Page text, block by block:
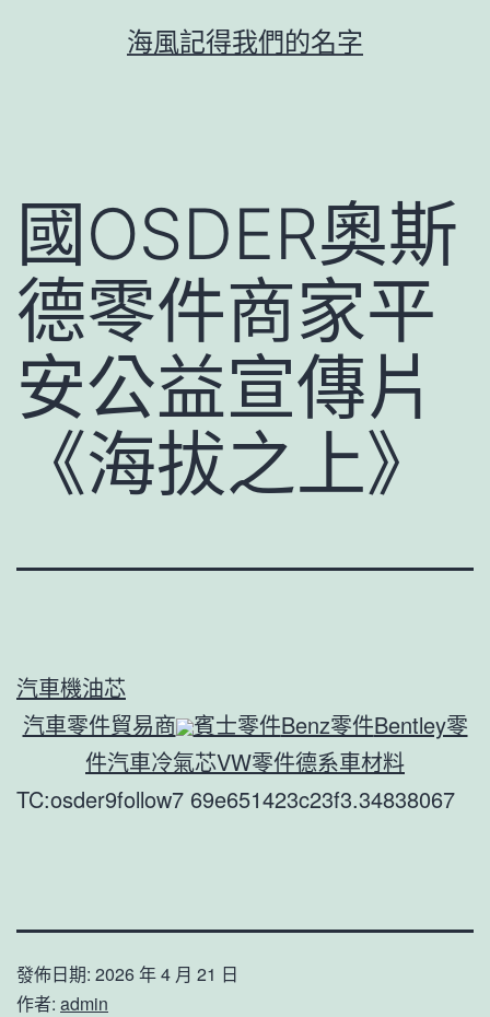
海風記得我們的名字
國OSDER奧斯
德零件商家平
安公益宣傳片
《海拔之上》
汽車機油芯
汽車零件貿易商 賓士零件Benz零件Bentley零
件汽車冷氣芯VW零件德系車材料
TC:osder9follow7 69e651423c23f3.34838067
發佈日期: 2026 年 4 月 21 日
作者: admin